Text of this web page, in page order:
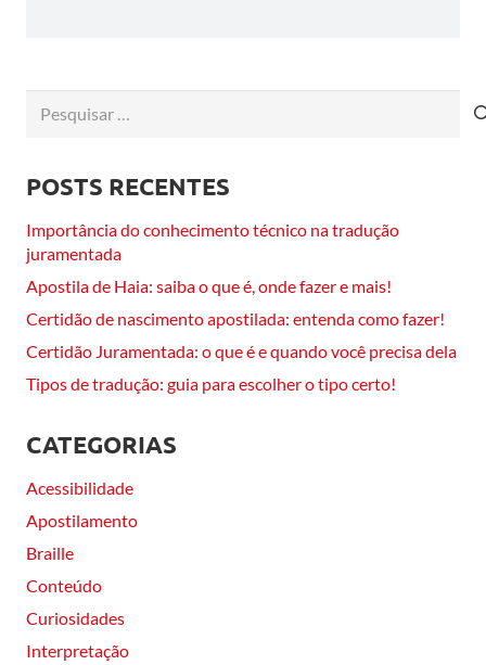
POSTS RECENTES
Importância do conhecimento técnico na tradução
juramentada
Apostila de Haia: saiba o que é, onde fazer e mais!
Certidão de nascimento apostilada: entenda como fazer!
Certidão Juramentada: o que é e quando você precisa dela
Tipos de tradução: guia para escolher o tipo certo!
CATEGORIAS
Acessibilidade
Apostilamento
Braille
Conteúdo
Curiosidades
Interpretação